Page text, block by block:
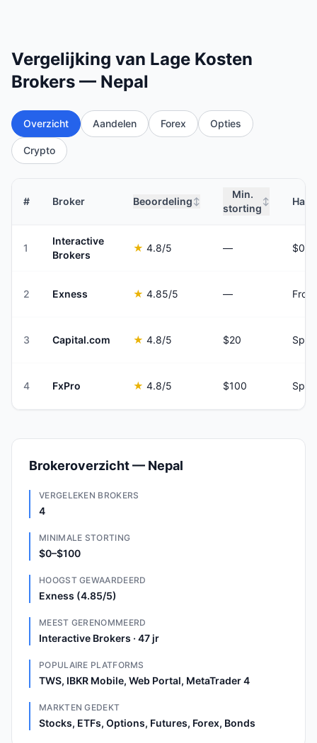
Vergelijking van Lage Kosten
Brokers — Nepal
Overzicht Aandelen Forex Opties
Crypto
# Broker Beoordeling ↕
Min.
storting
↕
1
Interactive
Brokers
★ 4.8/5 —
2 Exness ★ 4.85/5 —
3 Capital.com ★ 4.8/5 $20
4 FxPro ★ 4.8/5 $100
Brokeroverzicht — Nepal
VERGELEKEN BROKERS
4
MINIMALE STORTING
$0–$100
HOOGST GEWAARDEERD
Exness (4.85/5)
MEEST GERENOMMEERD
Interactive Brokers · 47 jr
POPULAIRE PLATFORMS
TWS, IBKR Mobile, Web Portal, MetaTrader 4
MARKTEN GEDEKT
Stocks, ETFs, Options, Futures, Forex, Bonds